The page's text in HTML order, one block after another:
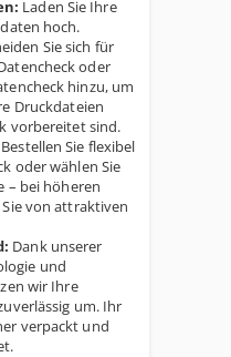
Laden Sie Ihre
hoch.
Sie sich für
oder
hinzu, um
Druckdateien
vorbereitet sind.
Bestellen Sie flexibel
oder wählen Sie
– bei höheren
von attraktiven
Dank unserer
und
wir Ihre
um. Ihr
verpackt und